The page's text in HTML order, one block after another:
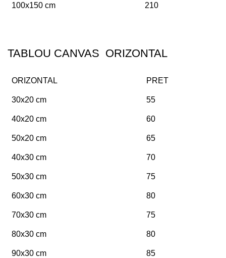
100x150 cm 210
TABLOU CANVAS ORIZONTAL
ORIZONTAL PRET
30x20 cm 55
40x20 cm 60
50x20 cm 65
40x30 cm 70
50x30 cm 75
60x30 cm 80
70x30 cm 75
80x30 cm 80
90x30 cm 85